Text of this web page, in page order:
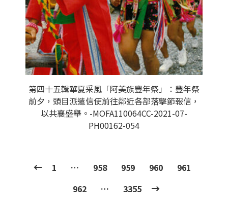
第四十五輯華夏采風「阿美族豐年祭」：豐年祭
前夕，頭目派遣信使前往鄰近各部落擊節報信，
以共襄盛舉。-MOFA110064CC-2021-07-
PH00162-054
1 … 958 959 960
961
962
… 3355